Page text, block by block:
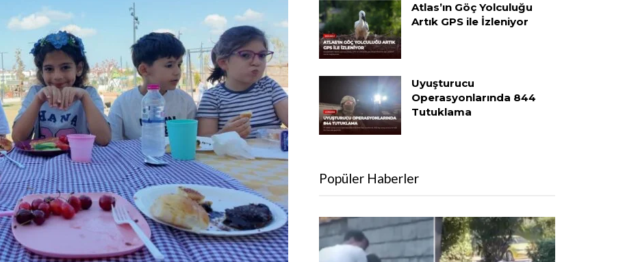
Atlas’ın Göç Yolculuğu
Artık GPS ile İzleniyor
Uyuşturucu
Operasyonlarında 844
Tutuklama
Popüler Haberler